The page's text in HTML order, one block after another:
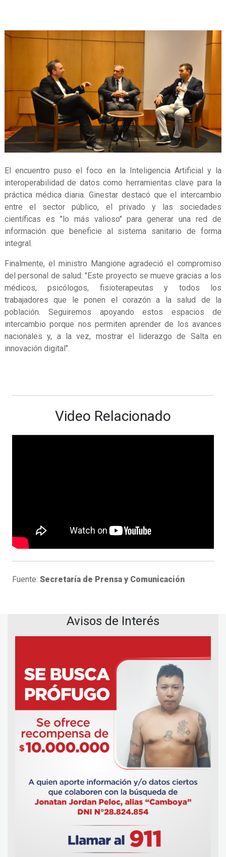
El encuentro puso el foco en la Inteligencia Artificial y la
interoperabilidad de datos como herramientas clave para la
práctica médica diaria. Ginestar destacó que el intercambio
entre el sector público, el privado y las sociedades
científicas es "lo más valioso" para generar una red de
información que beneficie al sistema sanitario de forma
integral.
Finalmente, el ministro Mangione agradeció el compromiso
del personal de salud: "Este proyecto se mueve gracias a los
médicos, psicólogos, fisioterapeutas y todos los
trabajadores que le ponen el corazón a la salud de la
población. Seguiremos apoyando estos espacios de
intercambio porque nos permiten aprender de los avances
nacionales y, a la vez, mostrar el liderazgo de Salta en
innovación digital".
Video Relacionado
Fuente: Secretaría de Prensa y Comunicación
Avisos de Interés